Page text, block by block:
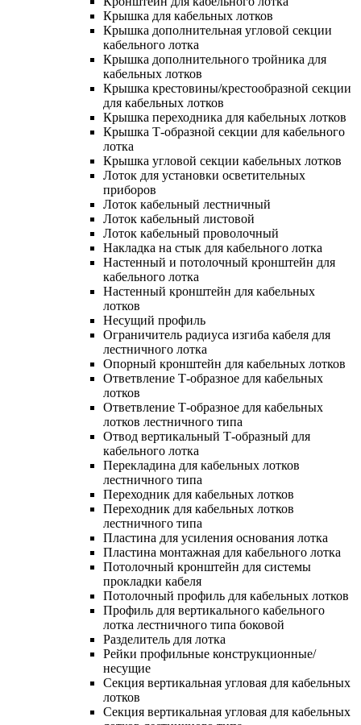
Крышка для кабельных лотков
Крышка дополнительная угловой секции
кабельного лотка
Крышка дополнительного тройника для
кабельных лотков
Крышка крестовины/крестообразной секции
для кабельных лотков
Крышка переходника для кабельных лотков
Крышка Т-образной секции для кабельного
лотка
Крышка угловой секции кабельных лотков
Лоток для установки осветительных
приборов
Лоток кабельный лестничный
Лоток кабельный листовой
Лоток кабельный проволочный
Накладка на стык для кабельного лотка
Настенный и потолочный кронштейн для
кабельного лотка
Настенный кронштейн для кабельных
лотков
Несущий профиль
Ограничитель радиуса изгиба кабеля для
лестничного лотка
Опорный кронштейн для кабельных лотков
Ответвление Т-образное для кабельных
лотков
Ответвление Т-образное для кабельных
лотков лестничного типа
Отвод вертикальный Т-образный для
кабельного лотка
Перекладина для кабельных лотков
лестничного типа
Переходник для кабельных лотков
Переходник для кабельных лотков
лестничного типа
Пластина для усиления основания лотка
Пластина монтажная для кабельного лотка
Потолочный кронштейн для системы
прокладки кабеля
Потолочный профиль для кабельных лотков
Профиль для вертикального кабельного
лотка лестничного типа боковой
Разделитель для лотка
Рейки профильные конструкционные/
несущие
Секция вертикальная угловая для кабельных
лотков
Секция вертикальная угловая для кабельных